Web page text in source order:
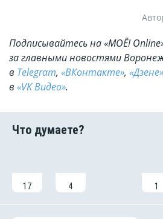
Подписывайтесь на «МОЁ!
за главными новостями
в Telegram, «ВКонтакте», «Дзене»
в «VK Видео».
17 4 1